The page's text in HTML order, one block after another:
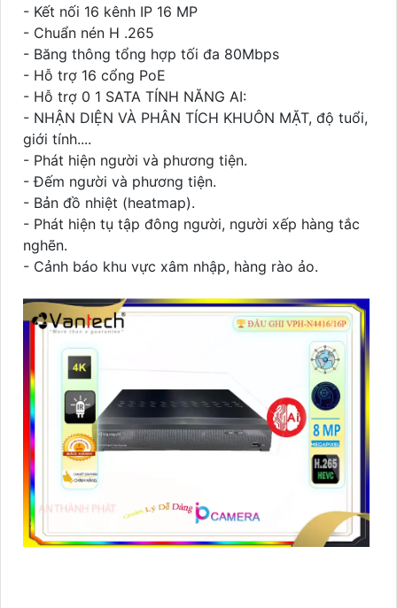
- Kết nối 16 kênh IP 16 MP
- Chuẩn nén H .265
- Băng thông tổng hợp tối đa 80Mbps
- Hỗ trợ 16 cổng PoE
- Hỗ trợ 0 1 SATA TÍNH NĂNG AI:
- NHẬN DIỆN VÀ PHÂN TÍCH KHUÔN MẶT, độ tuổi,
giới tính....
- Phát hiện người và phương tiện.
- Đếm người và phương tiện.
- Bản đồ nhiệt (heatmap).
- Phát hiện tụ tập đông người, người xếp hàng tắc
nghẽn.
- Cảnh báo khu vực xâm nhập, hàng rào ảo.